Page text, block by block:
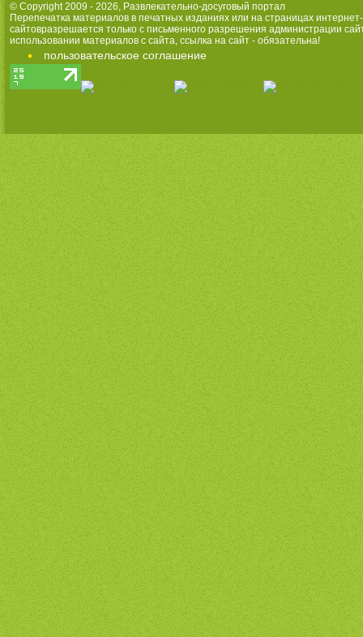
© Copyright 2009 - 2026, Развлекательно-досуговый портал
Перепечатка материалов в печатных изданиях или на страницах интернет-
сайтовразрешается только с письменного разрешения администрации
использовании материалов с сайта, ссылка на сайт - обязательна!
пользовательское соглашение